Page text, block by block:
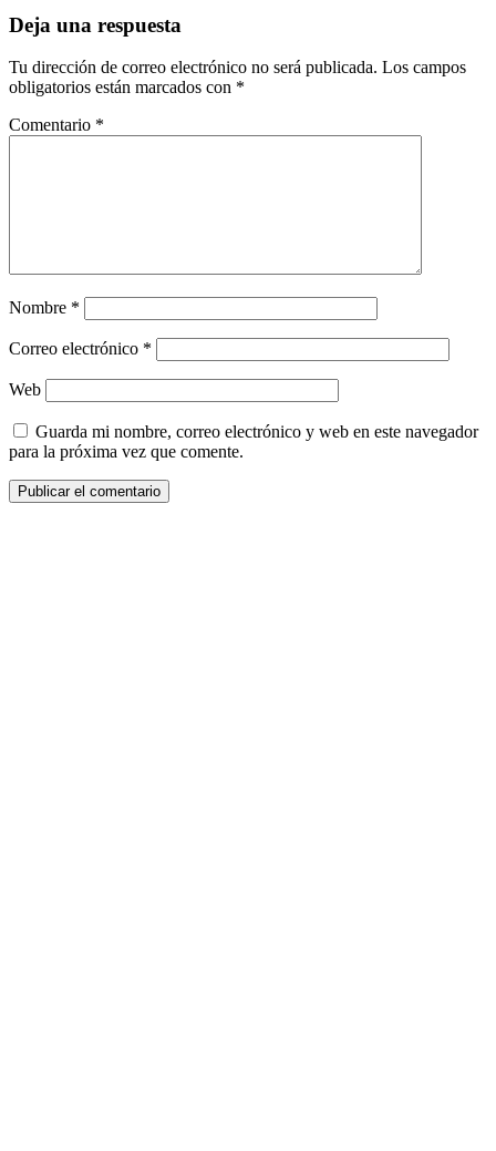
Deja una respuesta
Tu dirección de correo electrónico no será publicada. Los campos
obligatorios están marcados con *
Comentario *
Nombre *
Correo electrónico *
Web
Guarda mi nombre, correo electrónico y web en este navegador
para la próxima vez que comente.